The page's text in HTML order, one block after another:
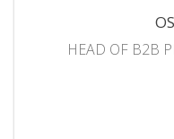
HEAD OF B2B